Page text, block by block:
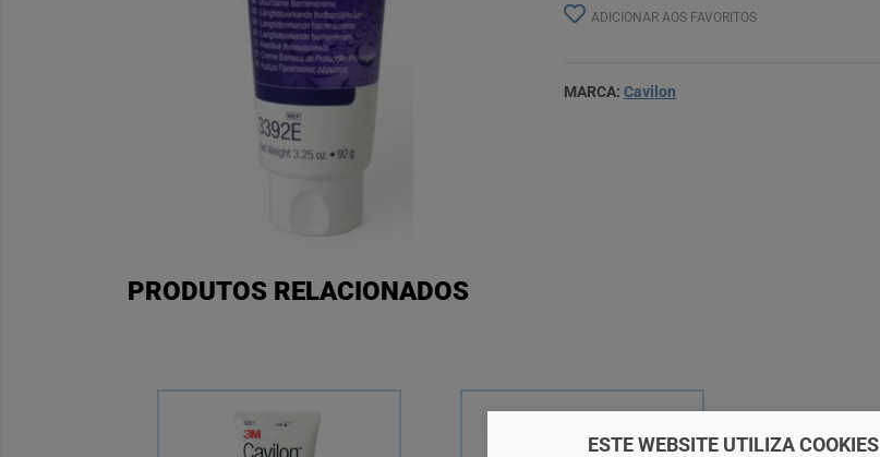
ADICIONAR AOS FAVORITOS
MARCA: Cavilon
PRODUTOS RELACIONADOS
ESTE WEBSITE UTILIZA COOKIES